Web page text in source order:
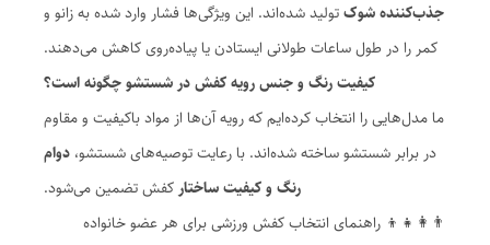
جذب‌کننده شوکتولید شده‌اند. این ویژگی‌ها فشار وارد شده به زانو و
کمر را در طول ساعات طولانی ایستادن یا پیاده‌روی کاهش می‌دهند.
کیفیت رنگ و جنس رویه کفش در شستشو چگونه است؟
ما مدل‌هایی را انتخاب کرده‌ایم که رویه آن‌ها از مواد باکیفیت و مقاوم
در برابر شستشو ساخته شده‌اند. با رعایت توصیه‌های شستشو، دوام
رنگ و کیفیت ساختار کفش تضمین می‌شود.
👨‍👩‍👧‍👦 راهنمای انتخاب کفش ورزشی برای هر عضو خانواده